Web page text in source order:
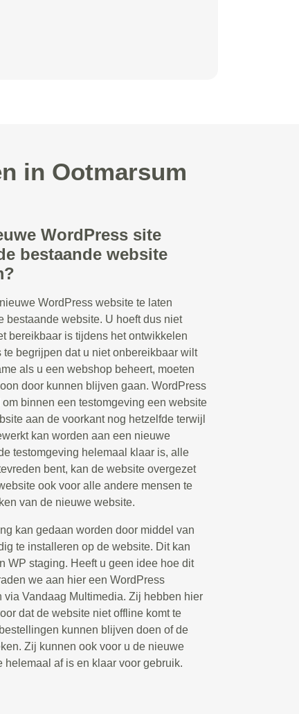
in Ootmarsum
WordPress site
bestaande website
WordPress website te laten
bestaande website. U hoeft dus niet
bereikbaar is tijdens het ontwikkelen
begrijpen dat u niet onbereikbaar wilt
als u een webshop beheert, moeten
door kunnen blijven gaan. WordPress
binnen een testomgeving een website
aan de voorkant nog hetzelfde terwijl
kan worden aan een nieuwe
testomgeving helemaal klaar is, alle
bent, kan de website overgezet
ook voor alle andere mensen te
van de nieuwe website.
kan gedaan worden door middel van
te installeren op de website. Dit kan
WP staging. Heeft u geen idee hoe dit
we aan hier een WordPress
Vandaag Multimedia. Zij hebben hier
dat de website niet offline komt te
kunnen blijven doen of de
Zij kunnen ook voor u de nieuwe
af is en klaar voor gebruik.